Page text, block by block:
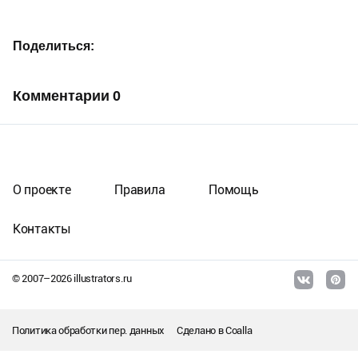
Поделиться
Комментарии 0
© 2007–2026illustrators.ru
О проекте Правила Помощь
Контакты
Политика обработки пер. данных Сделано вCoalla